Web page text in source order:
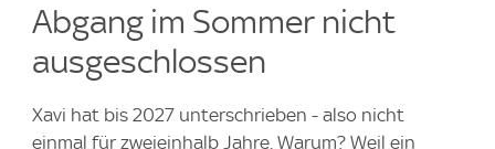
Abgang im Sommer nicht
ausgeschlossen
Xavi hat bis 2027 unterschrieben - also nicht
einmal für zweieinhalb Jahre. Warum? Weil ein